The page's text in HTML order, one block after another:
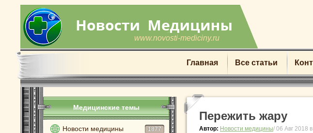
www.novosti-mediciny.ru
Главная Все статьи
Медицинские темы
Новости медицины 1877
Пережить жару
Автор: Новости медицины/ 06 Авг 2018